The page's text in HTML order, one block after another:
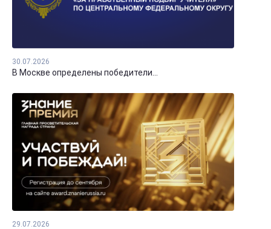
30.07.2026
В Москве определены победители...
29.07.2026